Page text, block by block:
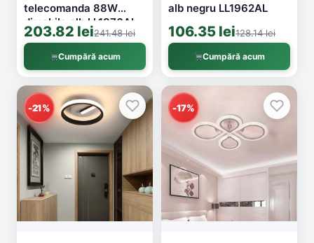
telecomanda 88W
dimabila alb LL1876AL
203.82 lei241.48 lei
Cumpără acum
alb negru LL1962AL
106.35 lei128.14 lei
Cumpără acum
-21% -17%